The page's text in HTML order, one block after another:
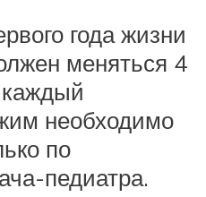
года жизни
меняться 4
необходимо
по
педиатра.